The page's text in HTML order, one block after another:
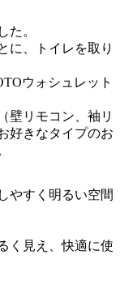
た。
に、トイレを取り
ウォシュレット
壁リモコン、袖リ
好きなタイプのお
やすく明るい空間
く見え、快適に使